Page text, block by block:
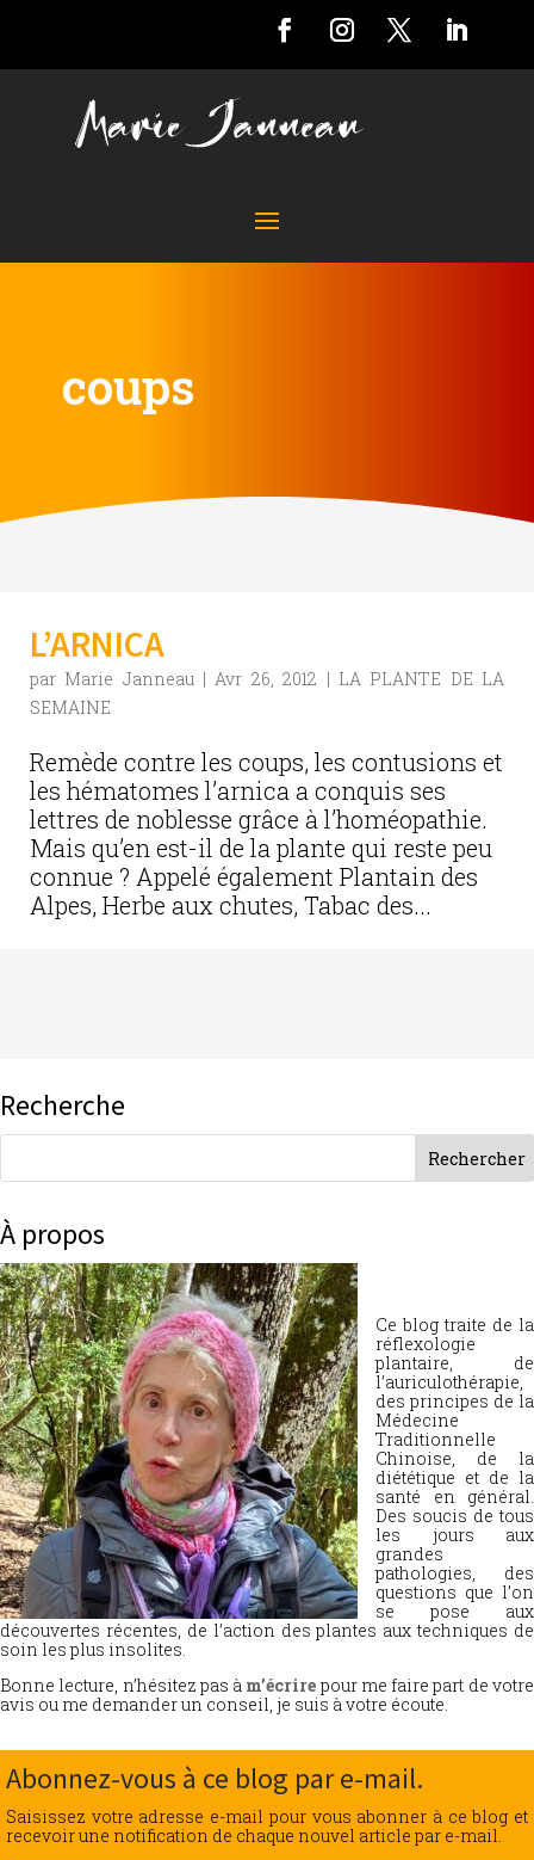
coups
L’ARNICA
par Marie Janneau|Avr 26, 2012 | LA PLANTE DE LA
SEMAINE
Remède contre les coups, les contusions et
les hématomes l’arnica a conquis ses
lettres de noblesse grâce à l’homéopathie.
Mais qu’en est-il de la plante qui reste peu
connue ? Appelé également Plantain des
Alpes, Herbe aux chutes, Tabac des...
Recherche
À propos
Ce blog traite de la
réflexologie
plantaire, de
l’auriculothérapie,
des principes de la
Médecine
Traditionnelle
Chinoise, de la
diététique et de la
santé en général.
Des soucis de tous
les jours aux
grandes
pathologies, des
questions que l’on
se pose aux
découvertes récentes, de l’action des plantes aux techniques de
soin les plus insolites.
Bonne lecture, n’hésitez pas à m’écrire pour me faire part de votre
avis ou me demander un conseil, je suis à votre écoute.
Abonnez-vous à ce blog par e-mail.
Saisissez votre adresse e-mail pour vous abonner à ce blog et
recevoir une notification de chaque nouvel article par e-mail.